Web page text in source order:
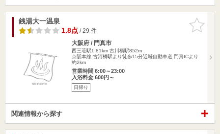
お気に入
りに追加
銭湯大一温泉
1.8点/ 29 件
大阪府 / 門真市
西三荘駅1.81km 古川橋駅852m
京阪本線 古河橋駅より徒歩15分近畿自動車道 門真ICより
約2km
営業時間 6:00～23:00
入浴料金 600円～
日帰り
関連情報から探す